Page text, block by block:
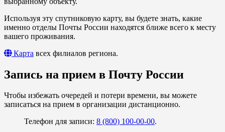
Используя эту спутниковую карту, вы будете знать, какие
именно отделы Почты России находятся ближе всего к месту
вашего проживания.
Карта всех филиалов региона.
Запись на прием в Почту России
Чтобы избежать очередей и потери времени, вы можете
записаться на прием в организации дистанционно.
Телефон для записи: 8 (800) 100-00-00.